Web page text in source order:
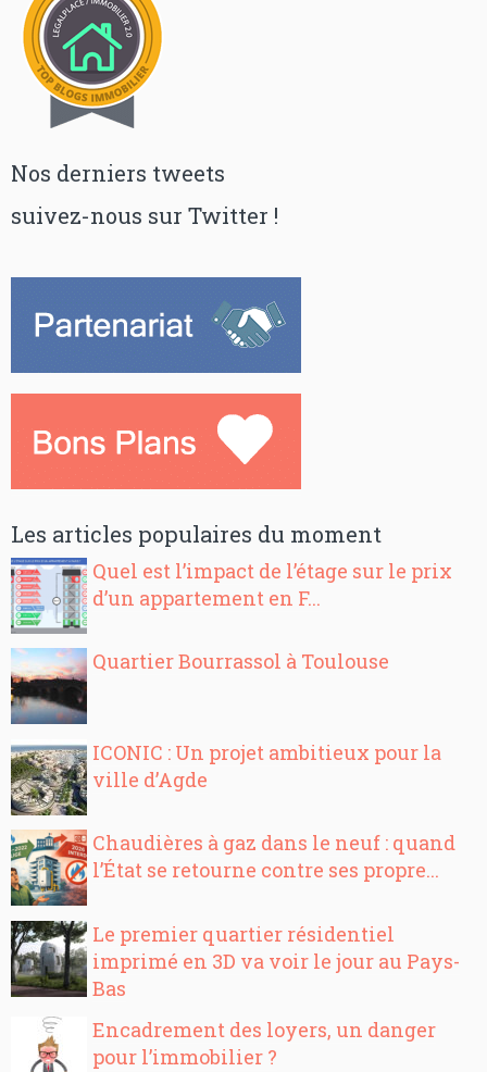
Nos derniers tweets
suivez-nous sur Twitter !
Les articles populaires du moment
Quel est l’impact de l’étage sur le prix
d’un appartement en F...
Quartier Bourrassol à Toulouse
ICONIC : Un projet ambitieux pour la
ville d’Agde
Chaudières à gaz dans le neuf : quand
l’État se retourne contre ses propre...
Le premier quartier résidentiel
imprimé en 3D va voir le jour au Pays-
Bas
Encadrement des loyers, un danger
pour l’immobilier ?